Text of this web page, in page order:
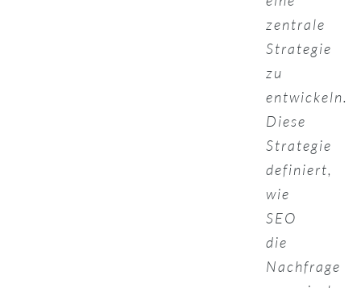
zentrale
Strategie
zu
entwickeln.
Diese
Strategie
definiert,
wie
SEO
die
Nachfrage